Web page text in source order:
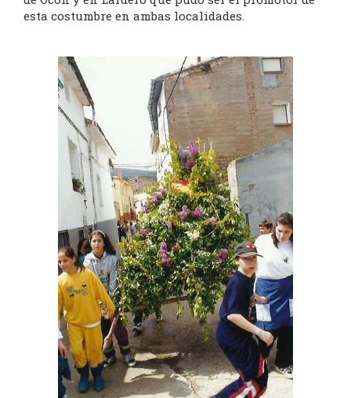
esta costumbre en ambas localidades.